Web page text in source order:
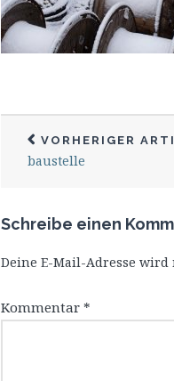
VORHERIGER
baustelle
Schreibe einen
Deine E-Mail-Adresse
Kommentar *